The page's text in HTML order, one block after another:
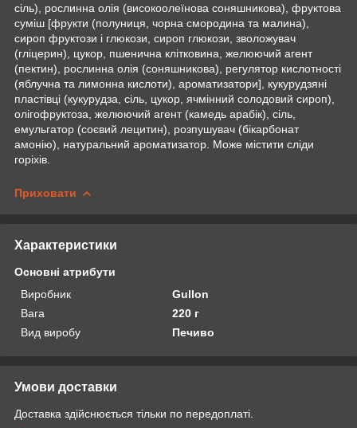
сіль), рослинна олія (високоолеїнова соняшникова), фруктова
суміш [фрукти (полуниця, чорна смородина та малина),
сироп фруктози і глюкози, сироп глюкози, зволожувач
(гліцерин), цукор, пшенична клітковина, желюючий агент
(пектин), рослинна олія (соняшникова), регулятор кислотності
(яблучна та лимонна кислоти), ароматизатори], кукурудзяні
пластівці (кукурудза, сіль, цукор, ячмінний солодовий сироп),
олігофруктоза, желюючий агент (камедь арабік), сіль,
емульгатор (соєвий лецитин), розпушувач (бікарбонат
амонію), натуральний ароматизатор. Може містити сліди
горіхів.
Приховати
Характеристики
Основні атрибути
Виробник
Gullon
Вага
220 г
Вид виробу
Печиво
Умови доставки
Доставка здійснюється тільки по передоплаті.